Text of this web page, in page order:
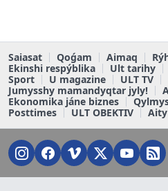
Saiasat Qoǵam Aimaq
Ekinshi respýblika
Ult tarihy
Sport
U magazine
ULT TV
Jumysshy mamandyqtar jyly!
Ekonomika jáne biznes
Posttimes
ULT OBEKTIV